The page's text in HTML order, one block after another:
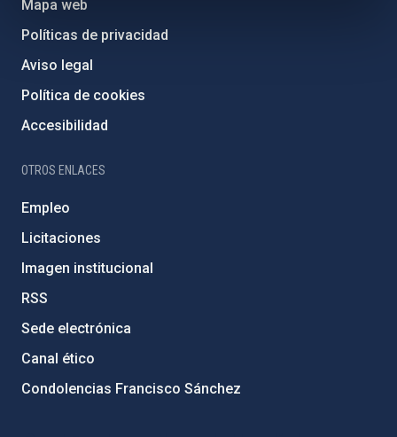
Mapa web
Políticas de privacidad
Aviso legal
Política de cookies
Accesibilidad
OTROS ENLACES
Empleo
Licitaciones
Imagen institucional
RSS
Sede electrónica
Canal ético
Condolencias Francisco Sánchez